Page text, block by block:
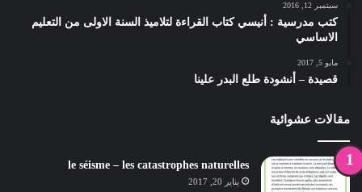
سبتمبر 12, 2016
كتب مدرسية : أنيسي كتاب القراءة لتلاميذ السنة الاولى من التعليم
الاساسي
مايو 5, 2017
قصيدة – أنشودة طلع البدر علينا
مقالات عشوائية
le séisme – les catastrophes naturelles
يناير 20, 2017